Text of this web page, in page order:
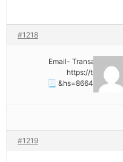
#1218
📃 Email- Transaction
https://
#1219